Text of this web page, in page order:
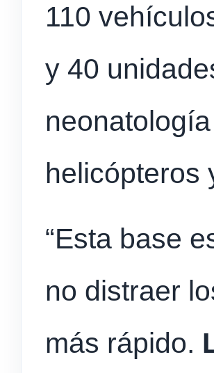
110
y 40
helicópteros
“Esta base
no distraer
más rápido.